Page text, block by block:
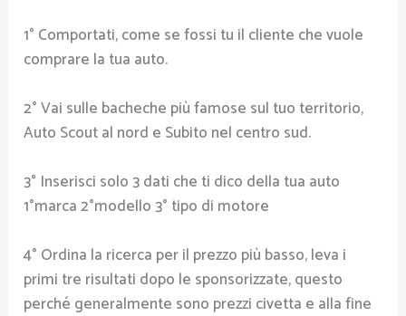
1° Comportati, come se fossi tu il cliente che vuole
comprare la tua auto.
2° Vai sulle bacheche più famose sul tuo territorio,
Auto Scout al nord e Subito nel centro sud.
3° Inserisci solo 3 dati che ti dico della tua auto
1°marca 2°modello 3° tipo di motore
4° Ordina la ricerca per il prezzo più basso, leva i
primi tre risultati dopo le sponsorizzate, questo
perché generalmente sono prezzi civetta e alla fine